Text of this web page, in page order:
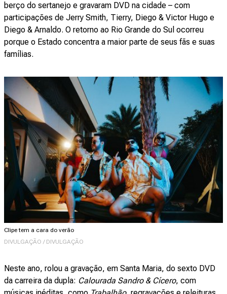
berço do sertanejo e gravaram DVD na cidade – com
participações de Jerry Smith, Tierry, Diego & Victor Hugo e
Diego & Arnaldo. O retorno ao Rio Grande do Sul ocorreu
porque o Estado concentra a maior parte de seus fãs e suas
famílias.
Clipe tem a cara do verão
DIVULGAÇÃO / DIVULGAÇÃO
Neste ano, rolou a gravação, em Santa Maria, do sexto DVD
da carreira da dupla: Calourada Sandro & Cícero, com